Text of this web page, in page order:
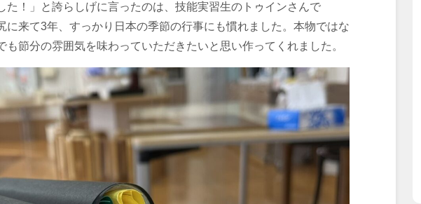
た！」と誇らしげに言ったのは、技能実習生のトゥインさんで
年、すっかり日本の季節の行事にも慣れました。本物ではな
も節分の雰囲気を味わっていただきたいと思い作ってくれました。